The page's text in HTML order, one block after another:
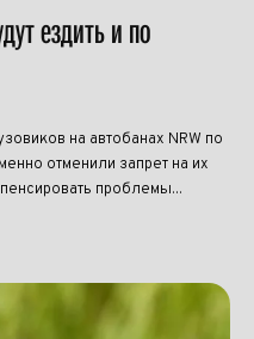
ездить и по
на автобанах NRW по
отменили запрет на их
проблемы...